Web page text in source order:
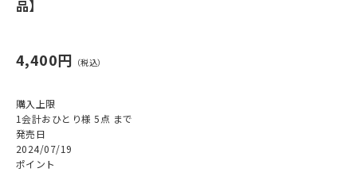
品】
4,400円
購入上限
1会計おひとり様 5点 まで
発売日
2024/07/19
ポイント